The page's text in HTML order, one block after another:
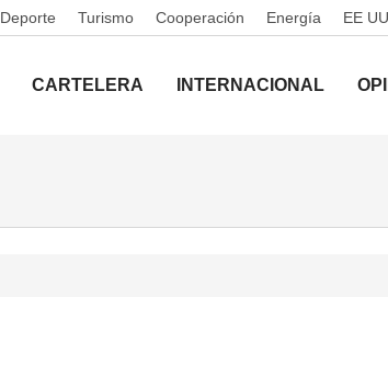
Deporte Turismo Cooperación Energía EE
CARTELERA INTERNACIONAL